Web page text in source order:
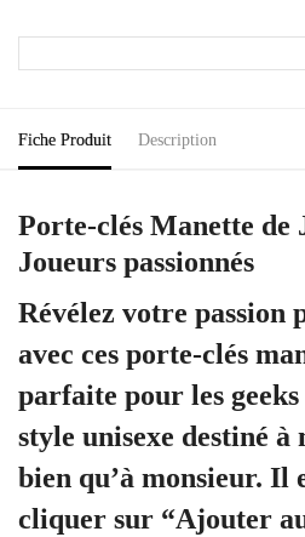
Fiche Produit Description
Porte-clés Manette de
Joueurs passionnés
Révélez votre passion
avec ces porte-clés
parfaite pour les
style unisexe destiné à
bien qu’à monsieur. Il
cliquer sur “Ajouter